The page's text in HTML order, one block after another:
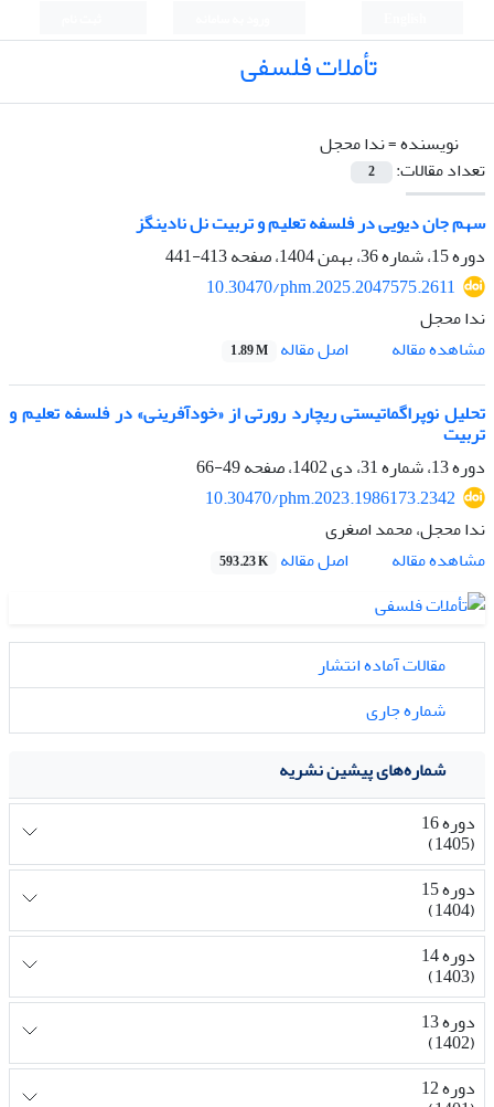
تأملات فلسفی
نویسنده =ندا محجل
تعداد مقالات:
2
سهم جان دیویی در فلسفه تعلیم و تربیت نل نادینگز
دوره 15، شماره 36، بهمن 1404، صفحه
413-441
10.30470/phm.2025.2047575.2611
ندا محجل
مشاهده مقاله
اصل مقاله 1.89 M
تحلیل نوپراگماتیستی ریچارد رورتی از «خودآفرینی» در فلسفه تعلیم و
تربیت
دوره 13، شماره 31، دی 1402، صفحه
49-66
10.30470/phm.2023.1986173.2342
ندا محجل، محمد اصغری
مشاهده مقاله
اصل مقاله 593.23 K
مقالات آماده انتشار
شماره جاری
شماره‌های پیشین نشریه
دوره 16
(1405)
دوره 15
(1404)
دوره 14
(1403)
دوره 13
(1402)
دوره 12